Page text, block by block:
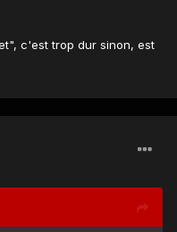
c'est trop dur sinon, est